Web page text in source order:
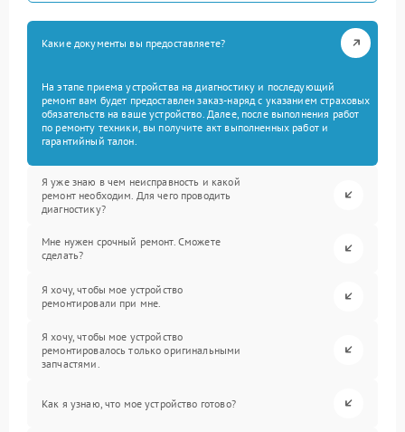
Какие документы вы предоставляете?
На этапе приема устройства на диагностику и последующий
ремонт вам будет предоставлен заказ-наряд с указанием страховых
обязательств на ваше устройство. Далее, после выполнения работ
по ремонту техники, вы получите акт выполненных работ и
гарантийный талон.
Я уже знаю в чем неисправность и какой
ремонт необходим. Для чего проводить
диагностику?
Мне нужен срочный ремонт. Сможете
сделать?
Я хочу, чтобы мое устройство
ремонтировали при мне.
Я хочу, чтобы мое устройство
ремонтировалось только оригинальными
запчастями.
Как я узнаю, что мое устройство готово?